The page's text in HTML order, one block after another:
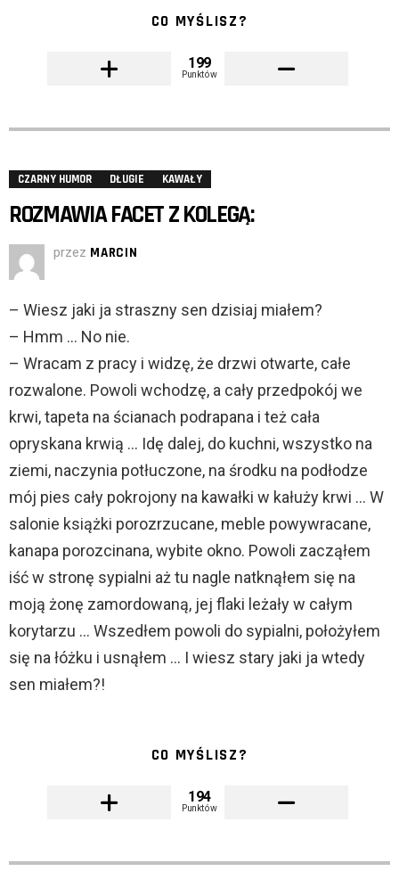
CO MYŚLISZ?
199
Punktów
CZARNY HUMOR DŁUGIE KAWAŁY
ROZMAWIA FACET Z KOLEGĄ:
przez MARCIN
– Wiesz jaki ja straszny sen dzisiaj miałem?
– Hmm … No nie.
– Wracam z pracy i widzę, że drzwi otwarte, całe
rozwalone. Powoli wchodzę, a cały przedpokój we
krwi, tapeta na ścianach podrapana i też cała
opryskana krwią … Idę dalej, do kuchni, wszystko na
ziemi, naczynia potłuczone, na środku na podłodze
mój pies cały pokrojony na kawałki w kałuży krwi … W
salonie książki porozrzucane, meble powywracane,
kanapa porozcinana, wybite okno. Powoli zacząłem
iść w stronę sypialni aż tu nagle natknąłem się na
moją żonę zamordowaną, jej flaki leżały w całym
korytarzu … Wszedłem powoli do sypialni, położyłem
się na łóżku i usnąłem … I wiesz stary jaki ja wtedy
sen miałem?!
CO MYŚLISZ?
194
Punktów